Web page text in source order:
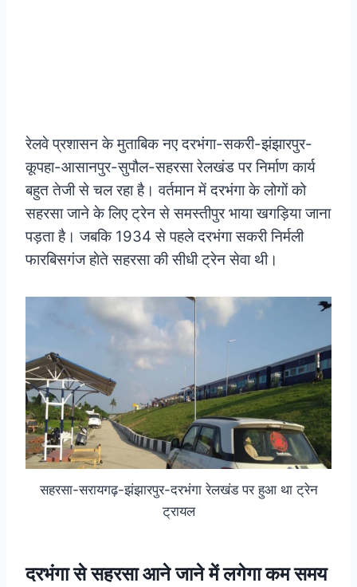
रेलवे प्रशासन के मुताबिक नए दरभंगा-सकरी-झंझारपुर-
कूपहा-आसानपुर-सुपौल-सहरसा रेलखंड पर निर्माण कार्य
बहुत तेजी से चल रहा है।वर्तमान में दरभंगा के लोगों को
सहरसा जाने के लिए ट्रेन से समस्तीपुर भाया खगड़िया जाना
पड़ता है। जबकि 1934 से पहले दरभंगा सकरी निर्मली
फारबिसगंज हाेते सहरसा की सीधी ट्रेन सेवा थी।
सहरसा-सरायगढ़-झंझारपुर-दरभंगा रेलखंड पर हुआ था ट्रेन
ट्रायल
दरभंगा से सहरसा आने जाने में लगेगा कम समय